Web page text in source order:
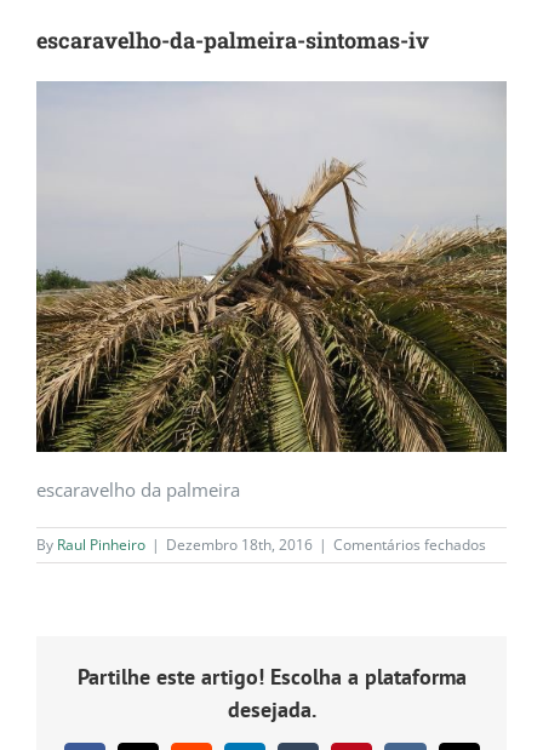
escaravelho-da-palmeira-sintomas-iv
escaravelho da palmeira
By Raul Pinheiro | Dezembro 18th, 2016 | Comentários fechados
Partilhe este artigo! Escolha a plataforma
desejada.